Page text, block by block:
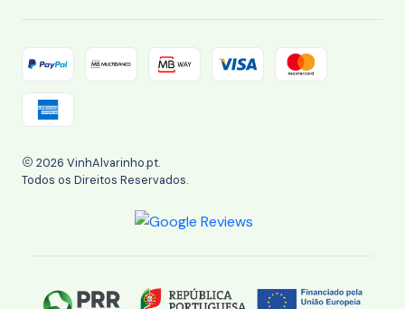
2026 VinhAlvarinho.pt.
Todos os Direitos Reservados.